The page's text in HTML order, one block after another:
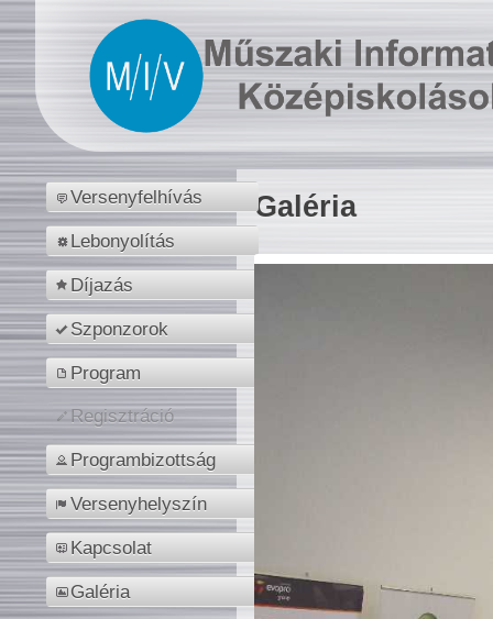
Versenyfelhívás
Lebonyolítás
Díjazás
Szponzorok
Program
Regisztráció
Programbizottság
Versenyhelyszín
Kapcsolat
Galéria
Galéria